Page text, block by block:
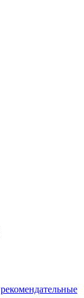
рекомендательные